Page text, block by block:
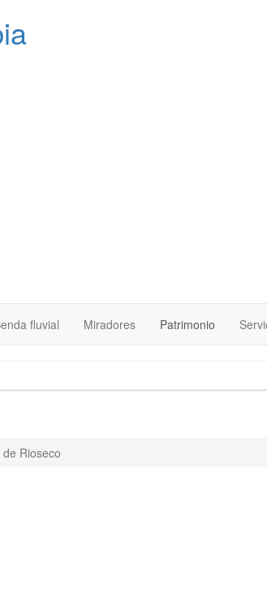
fluvial Miradores Patrimonio
Rioseco